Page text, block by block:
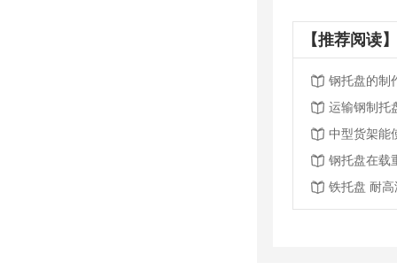
【推荐阅读
钢托盘的制
运输钢制托
中型货架能
钢托盘在载
铁托盘 耐